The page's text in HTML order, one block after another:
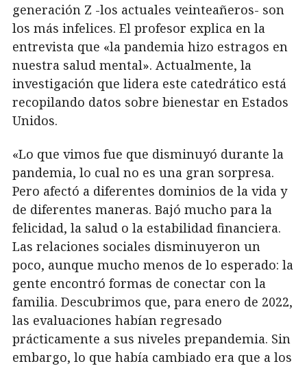
generación Z -los actuales veinteañeros- son
los más infelices. El profesor explica en la
entrevista que «la pandemia hizo estragos en
nuestra salud mental». Actualmente, la
investigación que lidera este catedrático está
recopilando datos sobre bienestar en Estados
Unidos.
«Lo que vimos fue que disminuyó durante la
pandemia, lo cual no es una gran sorpresa.
Pero afectó a diferentes dominios de la vida y
de diferentes maneras. Bajó mucho para la
felicidad, la salud o la estabilidad financiera.
Las relaciones sociales disminuyeron un
poco, aunque mucho menos de lo esperado: la
gente encontró formas de conectar con la
familia. Descubrimos que, para enero de 2022,
las evaluaciones habían regresado
prácticamente a sus niveles prepandemia. Sin
embargo, lo que había cambiado era que a los